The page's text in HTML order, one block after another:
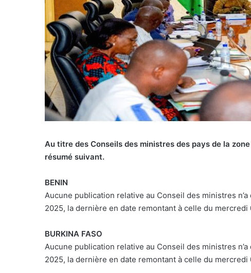
Au titre des Conseils des ministres des pays de la
résumé suivant.
BENIN
Aucune publication relative au Conseil des ministres
2025, la dernière en date remontant à celle du mercredi
BURKINA FASO
Aucune publication relative au Conseil des ministres
2025, la dernière en date remontant à celle du mercredi